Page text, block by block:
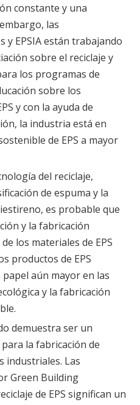
constante y una
las
y EPSIA están trabajando
sobre el reciclaje y
los programas de
sobre los
y con la ayuda de
la industria está en
de EPS a mayor
del reciclaje,
de espuma y la
es probable que
y la fabricación
los materiales de EPS
productos de EPS
aún mayor en las
y la fabricación
demuestra ser un
la fabricación de
industriales. Las
Green Building
de EPS significan un